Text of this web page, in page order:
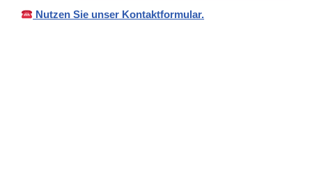
Nutzen Sie unser Kontaktformular.